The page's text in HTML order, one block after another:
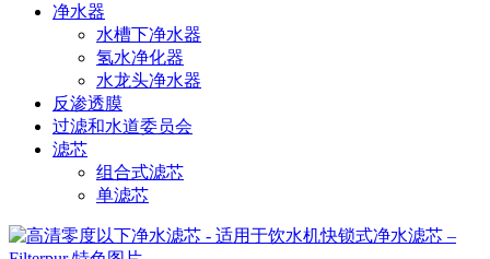
净水器
水槽下净水器
氢水净化器
水龙头净水器
反渗透膜
过滤和水道委员会
滤芯
组合式滤芯
单滤芯